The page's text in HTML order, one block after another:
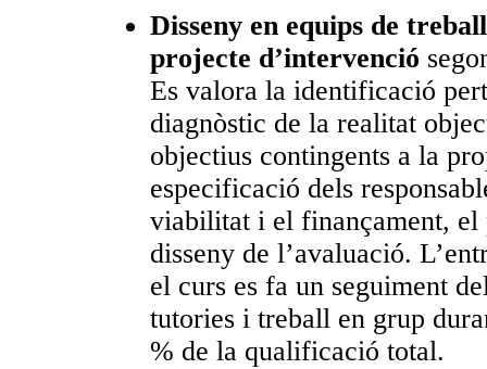
Disseny en equips de
projecte d’intervenció
Es valora la identificació
diagnòstic de la realitat
objectius contingents a la
especificació dels
viabilitat i el finançament, el
disseny de l’avaluació.
el curs es fa un seguiment
tutories i treball en grup
% de la qualificació total.